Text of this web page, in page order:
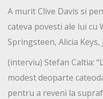
A murit Clive Davis si
cateva povesti ale lui cu
Springsteen, Alicia Keys,
(interviu) Stefan Caltia:
modest deoparte
pentru a reveni la